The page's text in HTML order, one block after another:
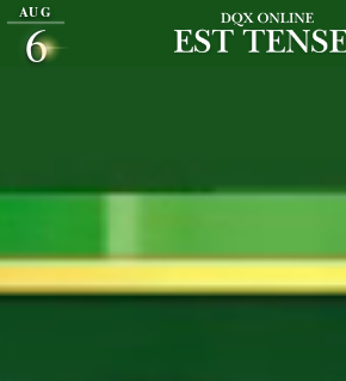
AUG
6